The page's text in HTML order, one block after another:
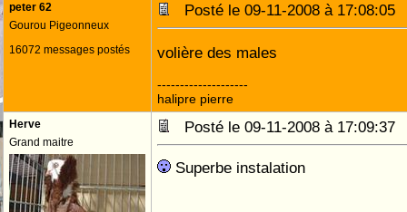
peter 62
Gourou Pigeonneux
16072 messages postés
Posté le 09-11-2008 à
volière des males
--------------------
halipre pierre
Herve
Grand maitre
Posté le 09-11-2008 à
Superbe instalation